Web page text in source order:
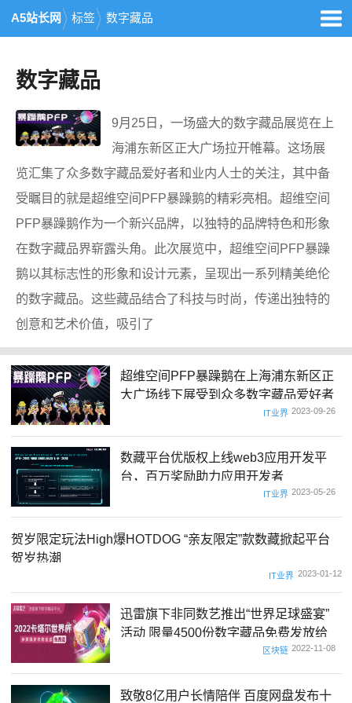
A5站长网 标签 数字藏品
数字藏品
9月25日，一场盛大的数字藏品展览在上
海浦东新区正大广场拉开帷幕。这场展
览汇集了众多数字藏品爱好者和业内人士的关注，其中备
受瞩目的就是超维空间PFP暴躁鹅的精彩亮相。超维空间
PFP暴躁鹅作为一个新兴品牌，以独特的品牌特色和形象
在数字藏品界崭露头角。此次展览中，超维空间PFP暴躁
鹅以其标志性的形象和设计元素，呈现出一系列精美绝伦
的数字藏品。这些藏品结合了科技与时尚，传递出独特的
创意和艺术价值，吸引了
超维空间PFP暴躁鹅在上海浦东新区正
大广场线下展受到众多数字藏品爱好者
IT业界 2023-09-26
数藏平台优版权上线web3应用开发平
台，百万奖励助力应用开发者
IT业界 2023-05-26
贺岁限定玩法High爆HOTDOG “亲友限定”款数藏掀起平台
贺岁热潮
IT业界 2023-01-12
迅雷旗下非同数艺推出“世界足球盛宴”
活动 限量4500份数字藏品免费发放给
区块链 2022-11-08
致敬8亿用户长情陪伴 百度网盘发布十